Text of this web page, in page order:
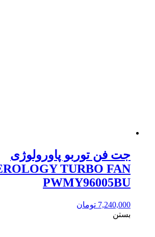
جت فن توربو پاورولوژی
TURBO FAN
PWMY96005BU
7,240,000 تومان
بستن